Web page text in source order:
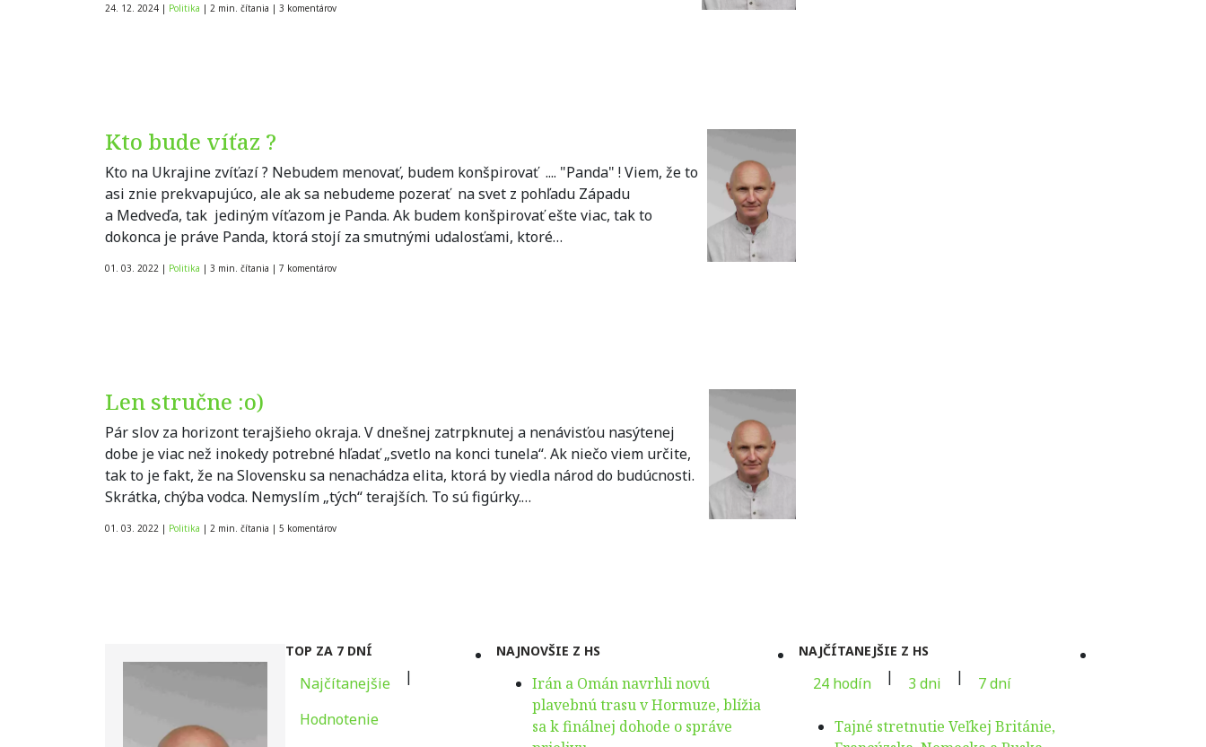
24. 12. 2024 | Politika | 2 min. čítania | 3 komentárov
Kto bude víťaz ?
Kto na Ukrajine zvíťazí ? Nebudem menovať, budem konšpirovať .... "Panda" ! Viem, že to
asi znie prekvapujúco, ale ak sa nebudeme pozerať na svet z pohľadu Západu
a Medveďa, tak jediným víťazom je Panda. Ak budem konšpirovať ešte viac, tak to
dokonca je práve Panda, ktorá stojí za smutnými udalosťami, ktoré…
01. 03. 2022 | Politika | 3 min. čítania | 7 komentárov
Len stručne :o)
Pár slov za horizont terajšieho okraja. V dnešnej zatrpknutej a nenávisťou nasýtenej
dobe je viac než inokedy potrebné hľadať „svetlo na konci tunela“. Ak niečo viem určite,
tak to je fakt, že na Slovensku sa nenachádza elita, ktorá by viedla národ do budúcnosti.
Skrátka, chýba vodca. Nemyslím „tých“ terajších. To sú figúrky.…
01. 03. 2022 | Politika | 2 min. čítania | 5 komentárov
TOP ZA 7 DNÍ
Najčítanejšie |
Hodnotenie
NAJNOVŠIE Z HS
Irán a Omán navrhli novú
plavebnú trasu v Hormuze, blížia
sa k finálnej dohode o správe
NAJČÍTANEJŠIE Z HS
24 hodín | 3 dni | 7 dní
Tajné stretnutie Veľkej Británie,